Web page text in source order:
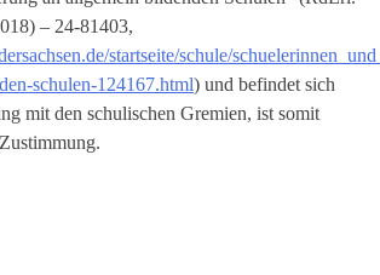
– 24-81403,
startseite/schule/
schulen-124167.html) und befindet sich
mit den schulischen Gremien, ist somit